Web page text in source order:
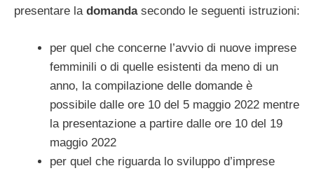
presentare la domandasecondo le seguenti istruzioni:
per quel che concerne l’avvio di nuove imprese
femminili o di quelle esistenti da meno di un
anno, la compilazione delle domande è
possibile dalle ore 10 del 5 maggio 2022 mentre
la presentazione a partire dalle ore 10 del 19
maggio 2022
per quel che riguarda lo sviluppo d’imprese